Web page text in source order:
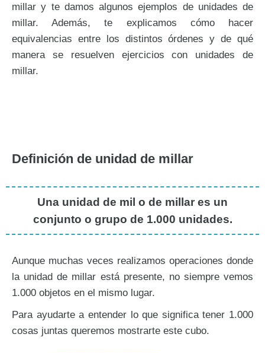
millar y te damos algunos ejemplos de unidades de
millar. Además, te explicamos cómo hacer
equivalencias entre los distintos órdenes y de qué
manera se resuelven ejercicios con unidades de
millar.
Definición de unidad de millar
Una unidad de mil o de millar es un
conjunto o grupo de 1.000 unidades.
Aunque muchas veces realizamos operaciones donde
la unidad de millar está presente, no siempre vemos
1.000 objetos en el mismo lugar.
Para ayudarte a entender lo que significa tener 1.000
cosas juntas queremos mostrarte este cubo.